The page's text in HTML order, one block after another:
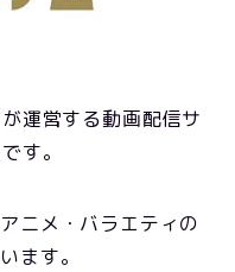
運営する動画配信サ
す。
ニメ・バラエティの
ます。